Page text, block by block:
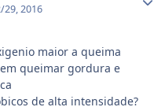
29, 2016
maior a queima
queimar gordura e
de alta intensidade?